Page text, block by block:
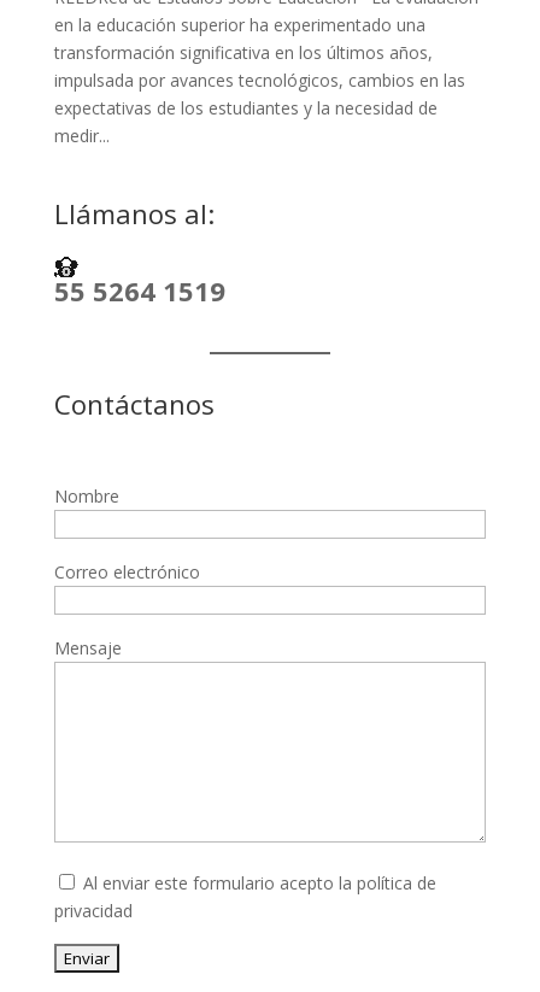
en la educación superior ha experimentado una
transformación significativa en los últimos años,
impulsada por avances tecnológicos, cambios en las
expectativas de los estudiantes y la necesidad de
medir...
Llámanos al:
55 5264 1519
Contáctanos
Nombre
Correo electrónico
Mensaje
Al enviar este formulario acepto la política de
privacidad
Enviar